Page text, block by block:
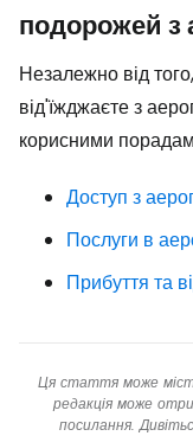
подорожей з
Незалежно від
від'їжджаєте з
корисними
Доступ з
Послуги в
Прибуття та
Ця стаття може
редакція може
посилання.